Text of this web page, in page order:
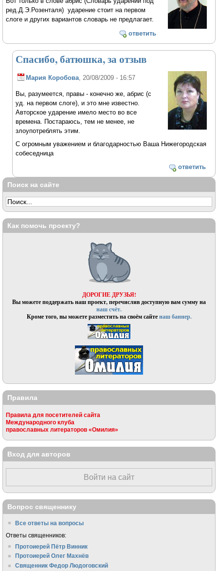
ред.Д.Э.Розенталя) ударение стоит на первом
слоге и других вариантов словарь не предлагает.
ответить
Спасибо, батюшка, за отзыв
Мария Коробова, 20/08/2009 - 16:57
Вы, разумеется, правы - конечно же, абрис (с
уд. на первом слоге), и это мне известно.
Авторское ударение имело место во все
времена. Постараюсь, тем не менее, не
злоупотреблять этим.
С огромным уважением и благодарностью Ваша Нижегородская
собеседница
ответить
Поиск на сайте
Как помочь проекту?
ДОРОГИЕ ДРУЗЬЯ!
Вы можете поддержать наш проект, перечислив доступную вам сумму на
наш счёт.
Кроме того, вы можете разместить на своём сайтенаш баннер.
Правила
Правила для посетителей сайта
Международного клуба
православных литераторов «Омилия»
Вход для авторов
Войти на сайт
Вопрос священнику
Все ответы на вопросы
Ответы священников:
Протоиерей Пётр Винник
Протоиерей Олег Махнёв
Священник Федор Людоговский